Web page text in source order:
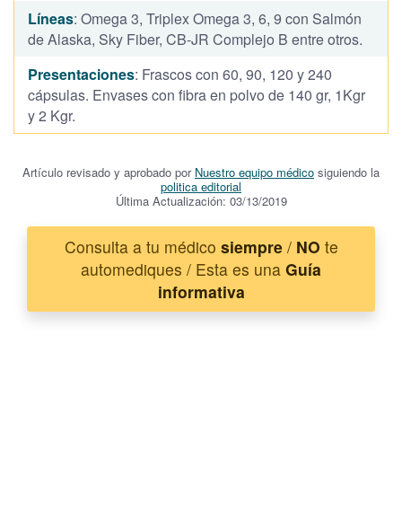
Líneas: Omega 3, Triplex Omega 3, 6, 9 con Salmón
de Alaska, Sky Fiber, CB-JR Complejo B entre otros.
Presentaciones: Frascos con 60, 90, 120 y 240
cápsulas. Envases con fibra en polvo de 140 gr, 1Kgr
y 2 Kgr.
Artículo revisado y aprobado por Nuestro equipo médico siguiendo la
politica editorial
Última Actualización: 03/13/2019
Consulta a tu médico siempre/ NO te
automediques / Esta es una Guía
informativa